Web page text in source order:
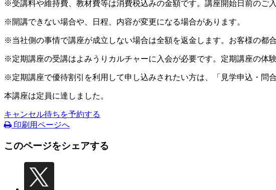
※受講料や維持費、教材費等は消費税込みの金額です。講座開始日前のご
※開講できない場合や、日程、内容が変更になる場合があります。
※当社側の事情で講座が成立しない場合は全額を返金します。お客様の都
※定期講座の受講はよみうりカルチャーに入会が必要です。定期講座の体
※定期講座で優待割引を利用して申し込みされたい方は、「見学申込・問
本講座は定員に達しました。
キャンセル待ちを予約する
印刷用ページへ
このページをシェアする